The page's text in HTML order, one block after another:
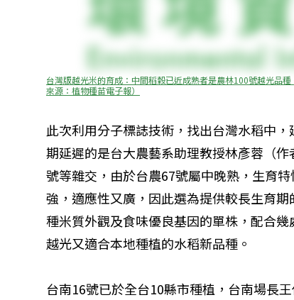
台灣版越光米的育成：中間稻穀已近成熟者是農林100號越光品
來源：植物種苗電子報）
此次利用分子標誌技術，找出台灣水稻中
期延遲的是台大農藝系助理教授林彥蓉（
號等雜交，由於台農67號屬中晚熟，生育
強，適應性又廣，因此選為提供較長生育
種米質外觀及食味優良基因的單株，配合
越光又適合本地種植的水稻新品種。
台南16號已於全台10縣市種植，台南場長